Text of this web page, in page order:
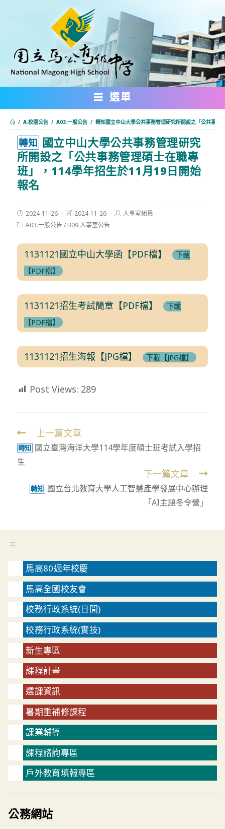
內
選單
/ A.校園公告 / A03.一般公告 / 轉知國立中山大學公共事務管理研究所開設之「公共事
轉知 國立中山大學公共事務管理研究
所開設之「公共事務管理碩士在職專
班」，114學年招生於11月19日開始
報名
Post
published:
2024-11-26
Post
modified:
2024-11-26
Post人事室組員
PostA03.一般公告/ B09.人事室公告
1131121國立中山大學函【PDF檔】
下載
【PDF檔】
1131121招生考試簡章【PDF檔】
下載
【PDF檔】
1131121招生海報【JPG檔】 下載【JPG檔】
Post Views: 289
Read
more
articles
上一篇文章
轉知 國立臺灣海洋大學114學年度碩士班考試入學招
生
下一篇文章
轉知 國立台北教育大學人工智慧產學發展中心辦理
「AI主題冬令營」
:::
馬高80週年校慶
馬高全國校友會
校務行政系統(日間)
校務行政系統(實技)
新生專區
課程計畫
選課資訊
暑期重補修課程
課業輔導
課程諮詢專區
戶外教育填報專區
公務網站